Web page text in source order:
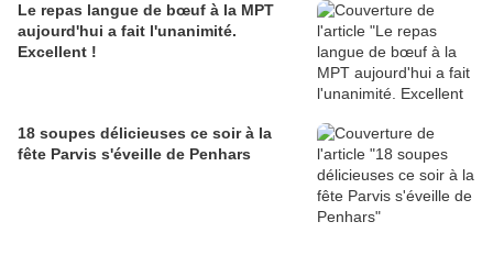
Le repas langue de bœuf à la MPT
aujourd'hui a fait l'unanimité.
Excellent !
18 soupes délicieuses ce soir à la
fête Parvis s'éveille de Penhars